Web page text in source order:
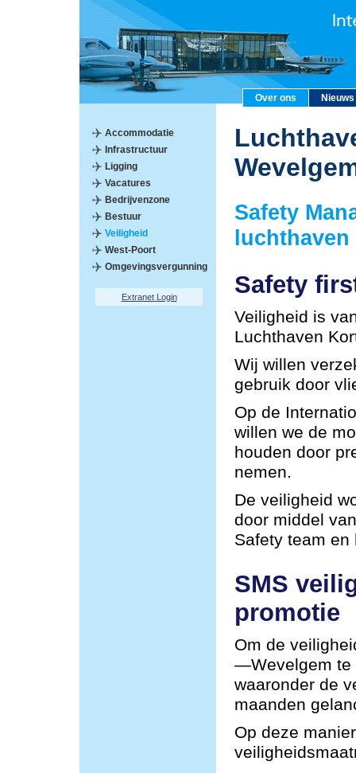
Over ons Nieuws
Accommodatie
Infrastructuur
Ligging
Vacatures
Bedrijvenzone
Bestuur
Veiligheid
West-Poort
Omgevingsvergunning
Extranet Login
Safety
luchthaven
Safety
Veiligheid is
Luchthaven
Wij willen
gebruik door
Op de
willen we de
houden door
nemen.
De veiligheid
door middel
Safety team
SMS
promotie
Om de
—Wevelgem te
waaronder de
maanden
Op deze